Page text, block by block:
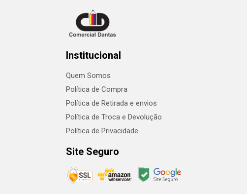
Institucional
Quem Somos
Política de Compra
Política de Retirada e envios
Política de Troca e Devolução
Política de Privacidade
Site Seguro